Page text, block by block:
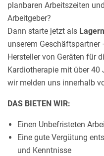
planbaren Arbeitszeiten
Arbeitgeber?
Dann starte jetzt als
unserem
Hersteller von Geräten für
Kardiotherapie mit über 40
wir melden uns innerhalb
DAS BIETEN WIR:
Einen Unbefristeten
Eine gute Vergütung
und Kenntnisse